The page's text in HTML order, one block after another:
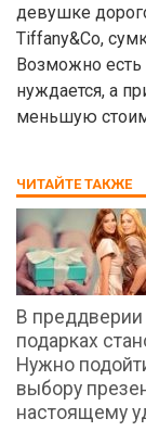
девушке
Tiffany&Co,
Возможно
нуждается, а
меньшую
ЧИТАЙТЕ ТАКЖЕ
В преддверии
подарках
Нужно
выбору
настоящему